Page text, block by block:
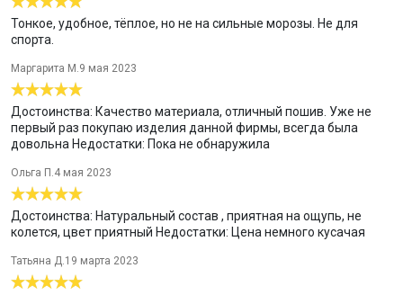
материал имеет натуральные антибактериальные свойства и
естественную защиту от неприятного запаха;
постоянное поддержание комфортной температуры тела;
продукт произведен по лицензии и под контролем фирмы NRG
GmbH (Германия) из шерсти мериносов от концерна Schoeller
(Австрия);
качество шерсти в изделии подтверждено сертификатами
Oeko-Tex®Standart100 и bluesing®.
Тонкое, удобное, тёплое, но не на сильные морозы. Не для
спорта.
Маргарита М. 9 мая 2023
Достоинства: Качество материала, отличный пошив. Уже не
первый раз покупаю изделия данной фирмы, всегда была
довольна Недостатки: Пока не обнаружила
Ольга П. 4 мая 2023
Достоинства: Натуральный состав , приятная на ощупь, не
колется, цвет приятный Недостатки: Цена немного кусачая
Татьяна Д. 19 марта 2023